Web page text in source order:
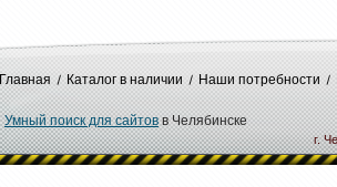
Главная Каталог в наличии Наши потребности
Умный поиск для сайтовв Челябинске
г.